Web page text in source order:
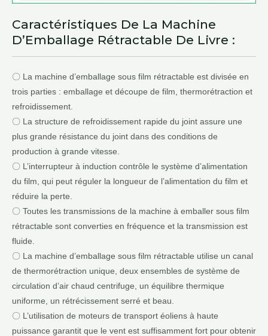
Caractéristiques De La Machine
D’Emballage Rétractable De Livre :
〇 La machine d’emballage sous film rétractable est divisée en
trois parties : emballage et découpe de film, thermorétraction et
refroidissement.
〇 La structure de refroidissement rapide du joint assure une
plus grande résistance du joint dans des conditions de
production à grande vitesse.
〇 L’interrupteur à induction contrôle le système d’alimentation
du film, qui peut réguler la longueur de l’alimentation du film et
réduire la perte.
〇 Toutes les transmissions de la machine à emballer sous film
rétractable sont converties en fréquence et la transmission est
fluide.
〇 La machine d’emballage sous film rétractable utilise un canal
de thermorétraction unique, deux ensembles de système de
circulation d’air chaud centrifuge, un équilibre thermique
uniforme, un rétrécissement serré et beau.
〇 L’utilisation de moteurs de transport éoliens à haute
puissance garantit que le vent est suffisamment fort pour obtenir